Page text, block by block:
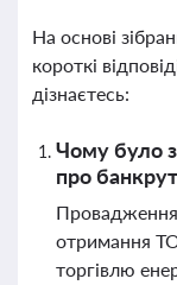
На основі
короткі
дізнаєтесь:
Чому було
про
Провадження
отримання
торгівлю